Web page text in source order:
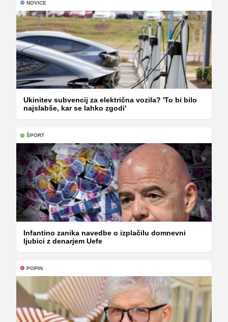
NOVICE
Ukinitev subvencij za električna vozila? 'To bi bilo
najslabše, kar se lahko zgodi'
ŠPORT
Infantino zanika navedbe o izplačilu domnevni
ljubici z denarjem Uefe
POPIN